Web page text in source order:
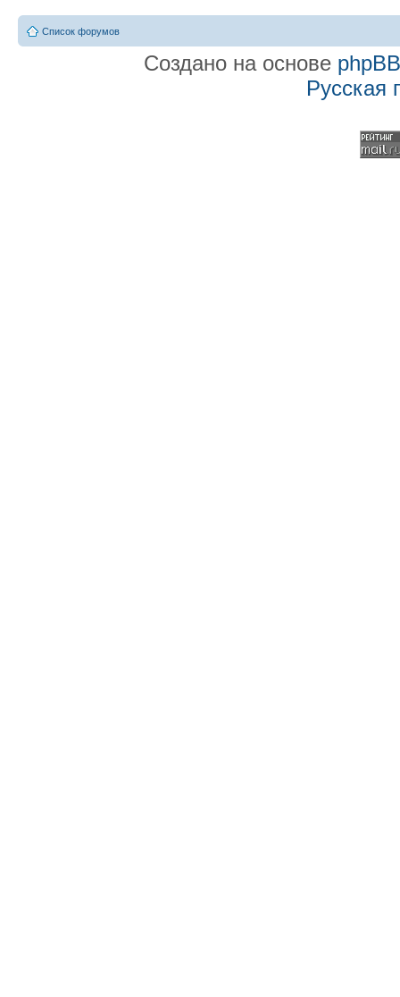
Список форумов
Создано на основе phpBB
Русская